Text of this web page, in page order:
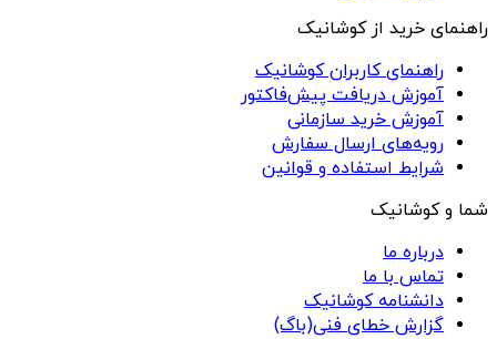
راهنمای خرید از کوشانیک
راهنمای کاربران کوشانیک
آموزش دریافت پیش‌فاکتور
آموزش خرید سازمانی
رویه‌های ارسال سفارش
شرایط استفاده و قوانین
شما و کوشانیک
درباره ما
تماس با ما
دانشنامه کوشانیک
گزارش خطای فنی(باگ)